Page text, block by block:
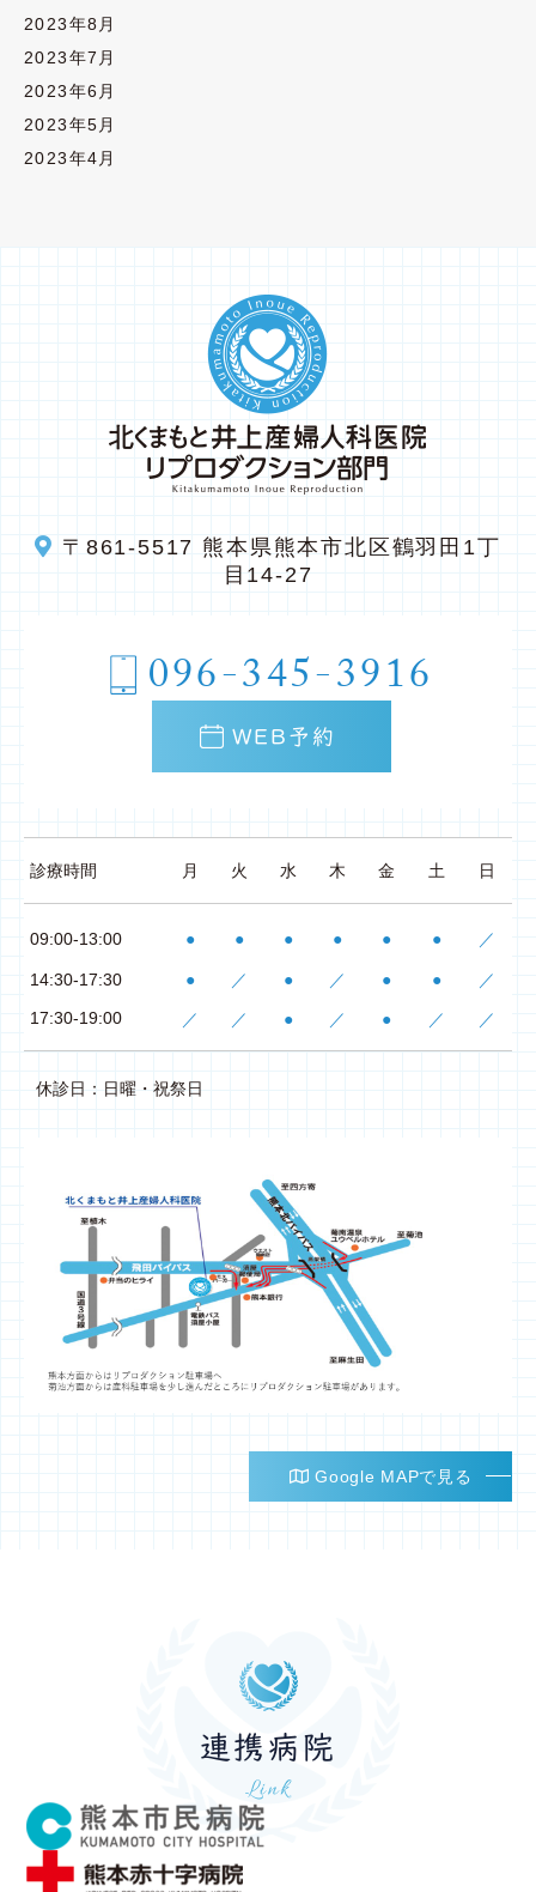
2023年8月
2023年7月
2023年6月
2023年5月
2023年4月
〒861-5517 熊本県熊本市北区鶴羽田1丁
目14-27
096-345-3916
WEB予約
診療時間 月 火 水 木 金 土 日
09:00-13:00 ● ● ● ● ● ● ／
14:30-17:30 ● ／ ● ／ ● ●
／
17:30-19:00
／ ／ ● ／ ● ／ ／
休診日：日曜・祝祭日
Google MAPで見る
連携病院
Link